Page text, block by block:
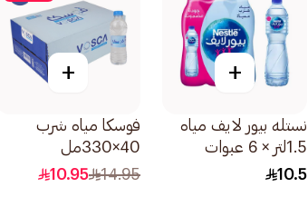
+
نستله بيور لايف مياه
1.5لتر × 6 عبوات
10.5
+
فوسكا مياه شرب
40×330مل
14.95
10.95